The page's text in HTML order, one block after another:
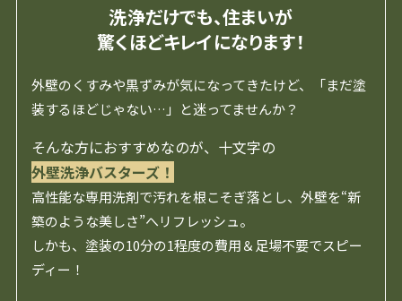
洗浄だけでも、住まいが
驚くほどキレイになります！
外壁のくすみや黒ずみが気になってきたけど、「まだ塗
装するほどじゃない…」と迷ってませんか？
そんな方におすすめなのが、十文字の
外壁洗浄バスターズ！
高性能な専用洗剤で汚れを根こそぎ落とし、外壁を“新
築のような美しさ”へリフレッシュ。
しかも、塗装の10分の1程度の費用＆足場不要でスピー
ディー！